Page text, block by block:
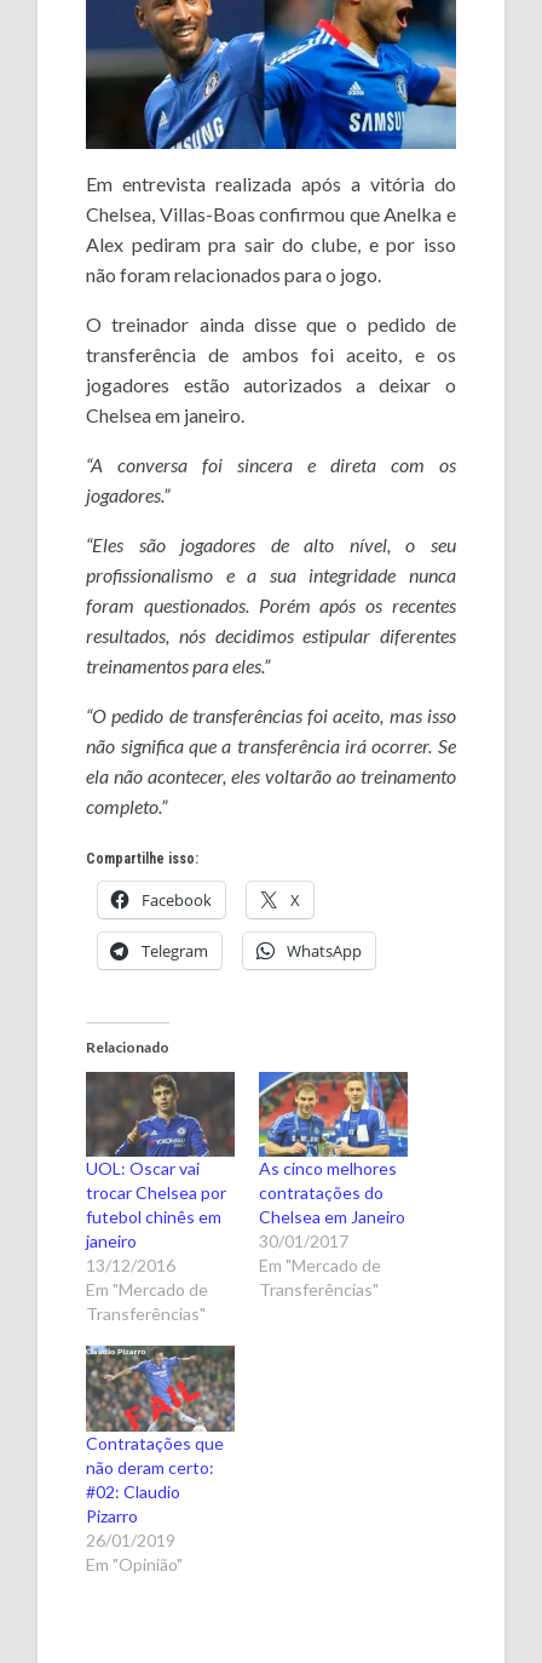
Em entrevista realizada após a vitória do
Chelsea, Villas-Boas confirmou que Anelka e
Alex pediram pra sair do clube, e por isso
não foram relacionados para o jogo.
O treinador ainda disse que o pedido de
transferência de ambos foi aceito, e os
jogadores estão autorizados a deixar o
Chelsea em janeiro.
“A conversa foi sincera e direta com os
jogadores.”
“Eles são jogadores de alto nível, o seu
profissionalismo e a sua integridade nunca
foram questionados. Porém após os recentes
resultados, nós decidimos estipular diferentes
treinamentos para eles.”
“O pedido de transferências foi aceito, mas isso
não significa que a transferência irá ocorrer. Se
ela não acontecer, eles voltarão ao treinamento
completo.”
Compartilhe isso:
Facebook X
Telegram WhatsApp
Relacionado
UOL: Oscar vai
trocar Chelsea por
futebol chinês em
janeiro
13/12/2016
Em "Mercado de
Transferências"
As cinco melhores
contratações do
Chelsea em Janeiro
30/01/2017
Em "Mercado de
Transferências"
Contratações que
não deram certo:
#02: Claudio
Pizarro
26/01/2019
Em "Opinião"